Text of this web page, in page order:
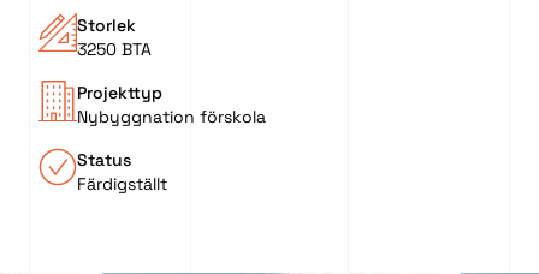
Storlek
3250 BTA
Projekttyp
Nybyggnation förskola
Status
Färdigställt